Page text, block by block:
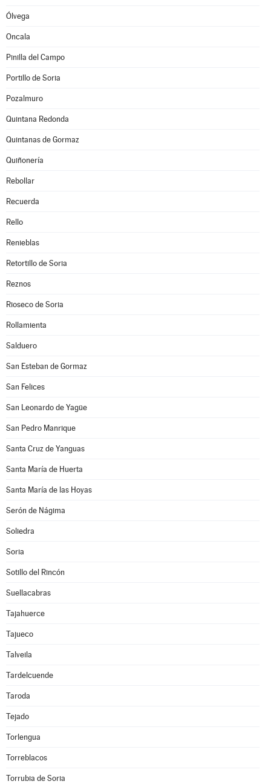
Ólvega
Oncala
Pinilla del Campo
Portillo de Soria
Pozalmuro
Quintana Redonda
Quintanas de Gormaz
Quiñonería
Rebollar
Recuerda
Rello
Renieblas
Retortillo de Soria
Reznos
Rioseco de Soria
Rollamienta
Salduero
San Esteban de Gormaz
San Felices
San Leonardo de Yagüe
San Pedro Manrique
Santa Cruz de Yanguas
Santa María de Huerta
Santa María de las Hoyas
Serón de Nágima
Soliedra
Soria
Sotillo del Rincón
Suellacabras
Tajahuerce
Tajueco
Talveila
Tardelcuende
Taroda
Tejado
Torlengua
Torreblacos
Torrubia de Soria